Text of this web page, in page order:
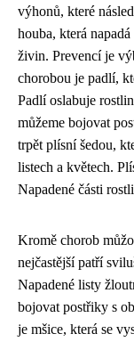
výhonů, které
houba, která
živin. Prevencí je
chorobou je padlí,
Padlí oslabuje
můžeme bojovat
trpět plísní šedou,
listech a květech.
Napadené části
Kromě chorob
nejčastější patří
Napadené listy
bojovat postřiky s
je mšice, která se